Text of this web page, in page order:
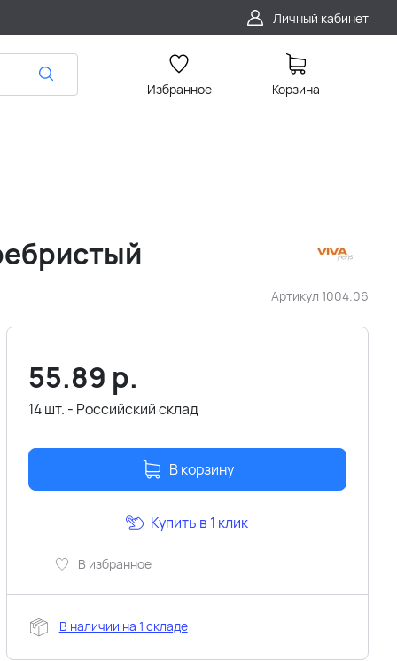
Личный кабинет
Избранное Корзина
Артикул 1004.06
55.89 р.
14 шт. - Российский склад
В корзину
В избранное
Купить в 1 клик
В наличии на 1 складе